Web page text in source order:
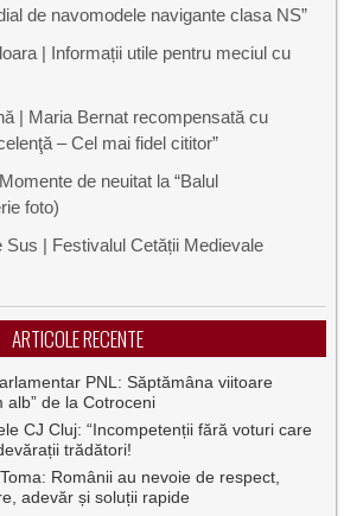
de navomodele navigante clasa NS”
| Informații utile pentru meciul cu
| Maria Bernat recompensată cu
– Cel mai fidel cititor”
de neuitat la “Balul
foto)
Sus | Festivalul Cetății Medievale
ARTICOLE RECENTE
PNL: Săptămâna viitoare
alb” de la Cotroceni
CJ Cluj: “Incompetenții fără voturi care
trădători!
Românii au nevoie de respect,
adevăr și soluții rapide